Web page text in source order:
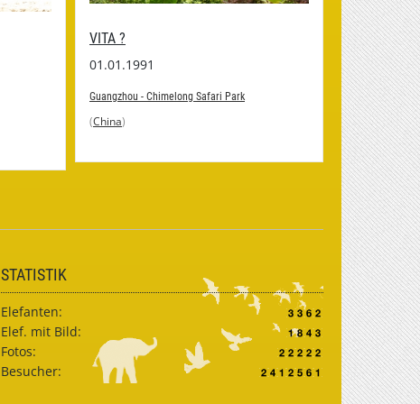
VITA ?
01.01.1991
Guangzhou - Chimelong Safari Park
(China)
ADILA ?
01.01.1993
Guangzhou -
(China)
STATISTIK
Elefanten:
Elef. mit Bild:
Fotos:
Besucher: